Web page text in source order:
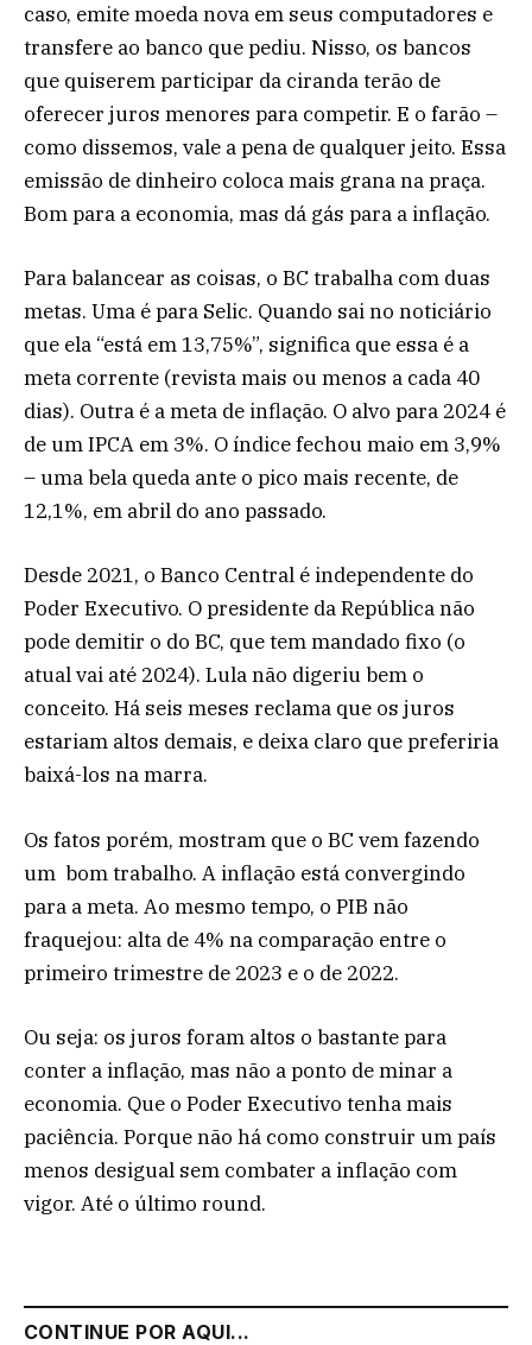
caso, emite moeda nova em seus computadores e
transfere ao banco que pediu. Nisso, os bancos
que quiserem participar da ciranda terão de
oferecer juros menores para competir. E o farão –
como dissemos, vale a pena de qualquer jeito. Essa
emissão de dinheiro coloca mais grana na praça.
Bom para a economia, mas dá gás para a inflação.
Para balancear as coisas, o BC trabalha com duas
metas. Uma é para Selic. Quando sai no noticiário
que ela “está em 13,75%”, significa que essa é a
meta corrente (revista mais ou menos a cada 40
dias). Outra é a meta de inflação. O alvo para 2024 é
de um IPCA em 3%. O índice fechou maio em 3,9%
– uma bela queda ante o pico mais recente, de
12,1%, em abril do ano passado.
Desde 2021, o Banco Central é independente do
Poder Executivo. O presidente da República não
pode demitir o do BC, que tem mandado fixo (o
atual vai até 2024). Lula não digeriu bem o
conceito. Há seis meses reclama que os juros
estariam altos demais, e deixa claro que preferiria
baixá-los na marra.
Os fatos porém, mostram que o BC vem fazendo
um bom trabalho. A inflação está convergindo
para a meta. Ao mesmo tempo, o PIB não
fraquejou: alta de 4% na comparação entre o
primeiro trimestre de 2023 e o de 2022.
Ou seja: os juros foram altos o bastante para
conter a inflação, mas não a ponto de minar a
economia. Que o Poder Executivo tenha mais
paciência. Porque não há como construir um país
menos desigual sem combater a inflação com
vigor. Até o último round.
CONTINUE POR AQUI...